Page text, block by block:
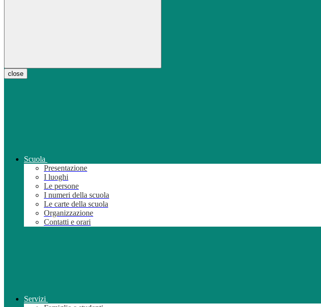
close
Scuola
Presentazione
I luoghi
Le persone
I numeri della scuola
Le carte della scuola
Organizzazione
Contatti e orari
Servizi